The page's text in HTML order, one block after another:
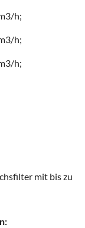
h;
h;
h;
mit bis zu